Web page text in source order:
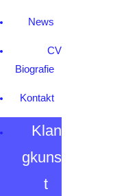
News
CV
Biografie
Kontakt
Klan
gkuns
t